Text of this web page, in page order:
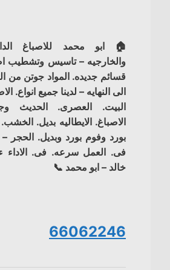
🏠 ابو محمد للاصباغ
والخارجيه – تاسيس وتشطيب
قسائم جديده. المواد جوتن من
الى النهايه – لدينا جميع انواع.
البيت. العصرى. الحديث
الاصباغ. الايطاليه بديل.
بورد وفوم بورد وبديل. الحجر
فى. العمل سرعه. فى. الاداء
خالد – ابو محمد 📞
66062246